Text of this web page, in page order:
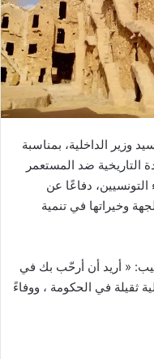
o
n
X
r
u
n
c
u
r
وزير الداخلية، بمناسبة
التاريخية ضد المستعمر
دفاعًا عن
وخيراتها في تنمية
« أريد أن أرحّب بك في
ثقيلة في الحكومة ، ووفاءً